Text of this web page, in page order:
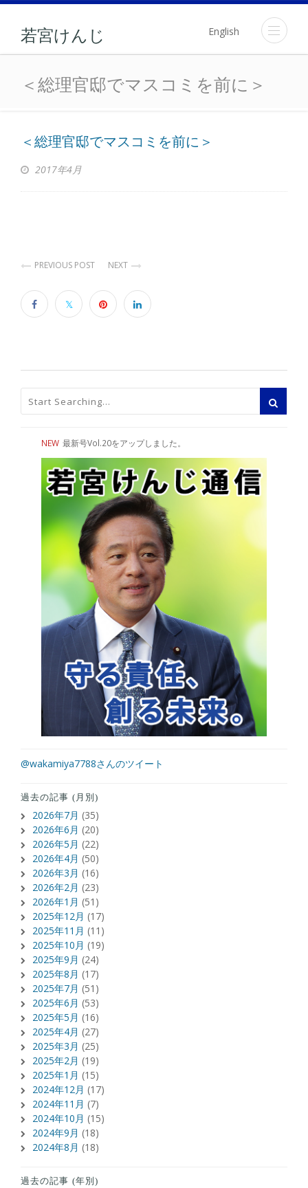
若宮けんじ English
＜総理官邸でマスコミを
＜総理官邸でマスコミを前に＞
＜総理官邸でマスコミを前に＞
2017年4月
PREVIOUS POST NEXT
NEW 最新号Vol.20をアップしました。
@wakamiya7788さんのツイート
過去の記事 (月別)
2026年7月 (35)
2026年6月 (20)
2026年5月 (22)
2026年4月 (50)
2026年3月 (16)
2026年2月 (23)
2026年1月 (51)
2025年12月 (17)
2025年11月 (11)
2025年10月 (19)
2025年9月 (24)
2025年8月 (17)
2025年7月 (51)
2025年6月 (53)
2025年5月 (16)
2025年4月 (27)
2025年3月 (25)
2025年2月 (19)
2025年1月 (15)
2024年12月 (17)
2024年11月 (7)
2024年10月 (15)
2024年9月 (18)
2024年8月 (18)
過去の記事 (年別)